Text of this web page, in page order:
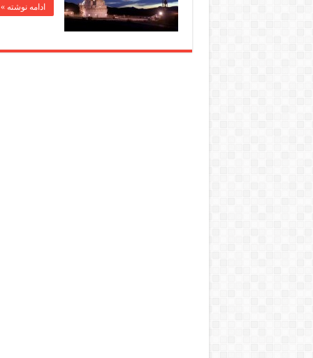
ادامه نوشته »